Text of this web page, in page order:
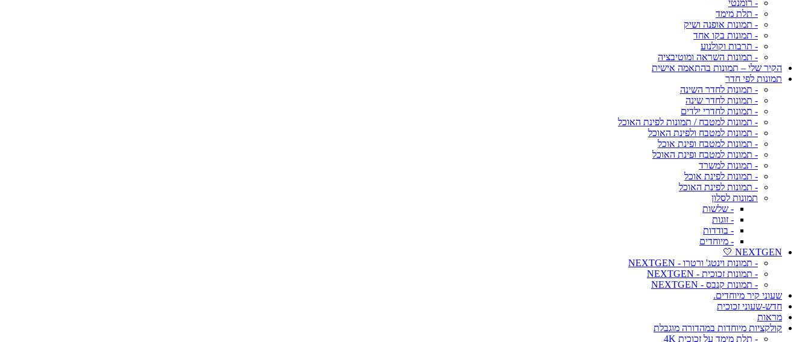
- רומנטי
- תלת מימד
- תמונות אופנה ושיק
- תמונות בקו אחד
- תרבות וקולנוע
- תמונות השראה ומוטיבציה
הקיר שלי – תמונות בהתאמה אישית
תמונות לפי חדר
- תמונות לחדר השינה
- תמונות לחדר שינה
- תמונות לחדרי ילדים
- תמונות למטבח / תמונות לפינת האוכל
- תמונות למטבח ולפינת האוכל
- תמונות למטבח ופינת אוכל
- תמונות למטבח ופינת האוכל
- תמונות למשרד
- תמונות לפינת אוכל
- תמונות לפינת האוכל
תמונות לסלון
- שלשות
- זוגות
- בודדות
- מיוחדים
NEXTGEN 🤍
- תמונות וינטג' ורטרו - NEXTGEN
- תמונות זכוכית - NEXTGEN
- תמונות קנבס - NEXTGEN
שעוני קיר מיוחדים.
חדש-שעוני זכוכית
מראות
קולקציות מיוחדות במהדורה מוגבלת
- תלת מימד על זכוכית 4K